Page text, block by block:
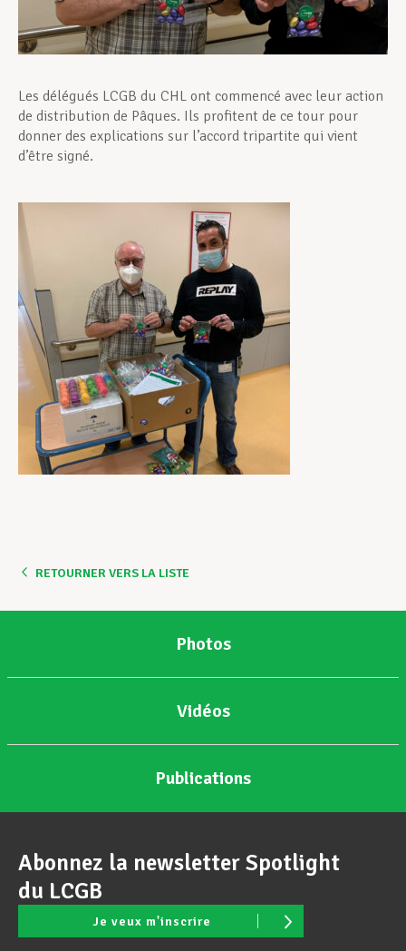
Les délégués LCGB du CHL ont commencé avec leur action
de distribution de Pâques. Ils profitent de ce tour pour
donner des explications sur l’accord tripartite qui vient
d’être signé.
RETOURNER VERS LA LISTE
Photos
Vidéos
Publications
Abonnez la newsletter Spotlight
du LCGB
Je veux m'inscrire